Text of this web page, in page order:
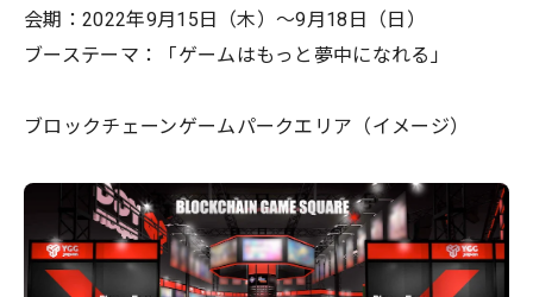
会期：2022年9月15日（木）～9月18日（日）
ブーステーマ：「ゲームはもっと夢中になれる」
ブロックチェーンゲームパークエリア（イメージ）